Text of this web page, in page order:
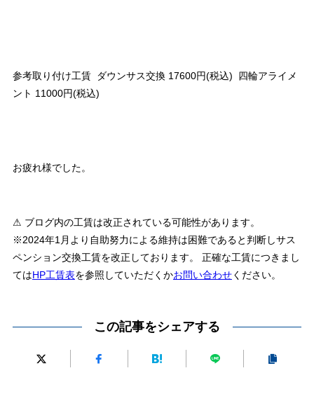
参考取り付け工賃 ダウンサス交換 17600円(税込) 四輪アライメ
ント 11000円(税込)
お疲れ様でした。
⚠ ブログ内の工賃は改正されている可能性があります。
※2024年1月より自助努力による維持は困難であると判断しサス
ペンション交換工賃を改正しております。 正確な工賃につきまし
てはHP工賃表を参照していただくかお問い合わせください。
この記事をシェアする